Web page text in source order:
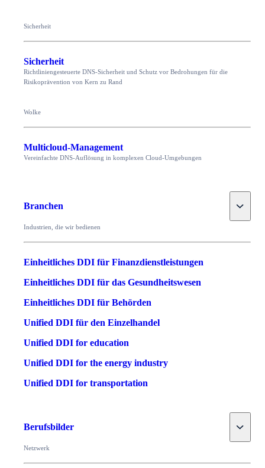
Sicherheit
Sicherheit
Richtliniengesteuerte DNS-Sicherheit und Schutz vor Bedrohungen für die
Risikoprävention von Kern zu Rand
Wolke
Multicloud-Management
Vereinfachte DNS-Auflösung in komplexen Cloud-Umgebungen
Branchen Toggle
Industrien, die wir bedienen
Einheitliches DDI für Finanzdienstleistungen
Einheitliches DDI für das Gesundheitswesen
Einheitliches DDI für Behörden
Unified DDI für den Einzelhandel
Unified DDI for education
Unified DDI for the energy industry
Unified DDI for transportation
Berufsbilder Toggle
Netzwerk